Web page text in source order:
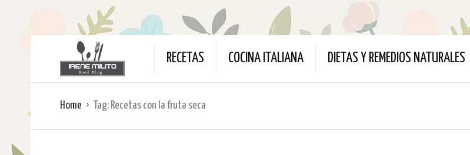
RECETAS COCINA ITALIANA DIETAS Y REMEDIOS NATURALES
Home Tag: Recetas con la fruta seca